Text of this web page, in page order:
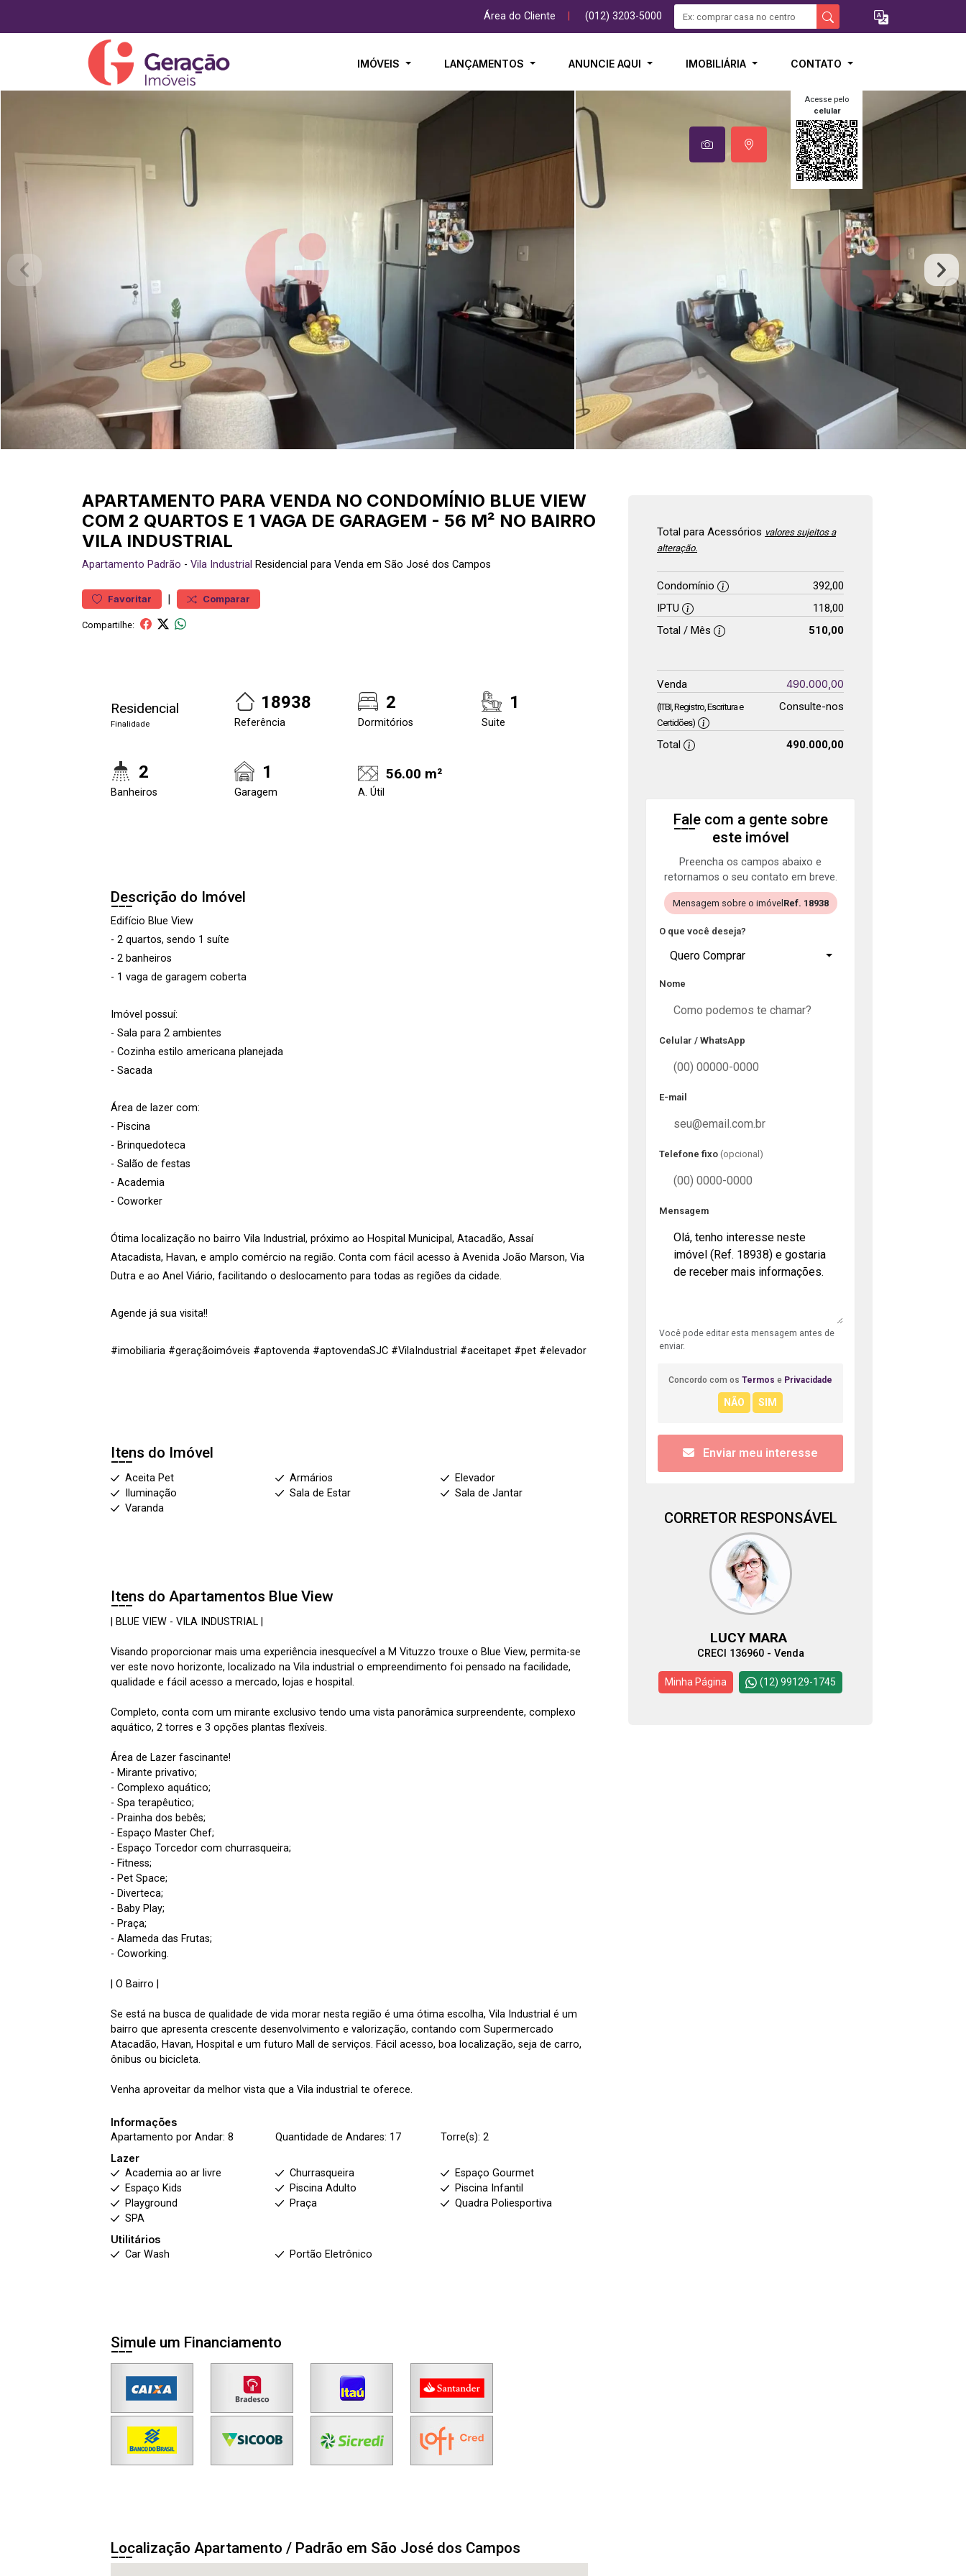
Área do Cliente (012) 3203-5000
IMÓVEIS LANÇAMENTOS ANUNCIE AQUI IMOBILIÁRIA CONTATO
Acesse pelo
celular
APARTAMENTO PARA VENDA NO CONDOMÍNIO BLUE VIEW
COM 2 QUARTOS E 1 VAGA DE GARAGEM - 56 M² NO BAIRRO
VILA INDUSTRIAL
Apartamento Padrão - Vila Industrial Residencial para Venda em São José dos Campos
Favoritar | Comparar
Compartilhe:
Residencial
Finalidade
18938
Referência
2
Dormitórios
1
Suite
2
Banheiros
1
Garagem
56.00 m²
A. Útil
Descrição do Imóvel
Edifício Blue View
- 2 quartos, sendo 1 suíte
- 2 banheiros
- 1 vaga de garagem coberta
Imóvel possuí:
- Sala para 2 ambientes
- Cozinha estilo americana planejada
- Sacada
Área de lazer com:
- Piscina
- Brinquedoteca
- Salão de festas
- Academia
- Coworker
Ótima localização no bairro Vila Industrial, próximo ao Hospital Municipal, Atacadão, Assaí
Atacadista, Havan, e amplo comércio na região. Conta com fácil acesso à Avenida João Marson, Via
Dutra e ao Anel Viário, facilitando o deslocamento para todas as regiões da cidade.
Agende já sua visita!!
#imobiliaria #geraçãoimóveis #aptovenda #aptovendaSJC #VilaIndustrial #aceitapet #pet #elevador
Itens do Imóvel
Aceita Pet Armários
Elevador
Iluminação
Sala de Estar
Sala de Jantar
Varanda
Itens do Apartamentos Blue View
| BLUE VIEW - VILA INDUSTRIAL |
Visando proporcionar mais uma experiência inesquecível a M Vituzzo trouxe o Blue View, permita-se
ver este novo horizonte, localizado na Vila industrial o empreendimento foi pensado na facilidade,
qualidade e fácil acesso a mercado, lojas e hospital.
Completo, conta com um mirante exclusivo tendo uma vista panorâmica surpreendente, complexo
aquático, 2 torres e 3 opções plantas flexíveis.
Área de Lazer fascinante!
- Mirante privativo;
- Complexo aquático;
- Spa terapêutico;
- Prainha dos bebês;
- Espaço Master Chef;
- Espaço Torcedor com churrasqueira;
- Fitness;
- Pet Space;
- Diverteca;
- Baby Play;
- Praça;
- Alameda das Frutas;
- Coworking.
| O Bairro |
Se está na busca de qualidade de vida morar nesta região é uma ótima escolha, Vila Industrial é um
bairro que apresenta crescente desenvolvimento e valorização, contando com Supermercado
Atacadão, Havan, Hospital e um futuro Mall de serviços. Fácil acesso, boa localização, seja de carro,
ônibus ou bicicleta.
Venha aproveitar da melhor vista que a Vila industrial te oferece.
Informações
Apartamento por Andar: 8
Quantidade de Andares: 17
Torre(s): 2
Lazer
Academia ao ar livre
Churrasqueira
Espaço Gourmet
Espaço Kids
Piscina Adulto
Piscina Infantil
Playground
Praça
Quadra Poliesportiva
SPA
Utilitários
Car Wash
Portão Eletrônico
Simule um Financiamento
Localização Apartamento / Padrão em São José dos Campos
Total para Acessórios valores sujeitos a
alteração.
Condomínio
392,00
IPTU
118,00
Total / Mês
510,00
Venda 490.000,00
(ITBI, Registro, Escritura e
Certidões)
Consulte-nos
Total 490.000,00
Fale com a gente sobre
este imóvel
Preencha os campos abaixo e
retornamos o seu contato em breve.
Mensagem sobre o imóvel Ref. 18938
O que você deseja?
Quero Comprar
Nome
Celular / WhatsApp
E-mail
Telefone fixo (opcional)
Mensagem
Você pode editar esta mensagem antes de
enviar.
Concordo com os Termos e Privacidade
Enviar meu interesse
CORRETOR RESPONSÁVEL
LUCY MARA
CRECI 136960 - Venda
Minha Página (12) 99129-1745